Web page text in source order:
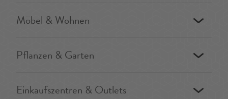
Möbel & Wohnen
Pflanzen & Garten
Einkaufszentren & Outlets